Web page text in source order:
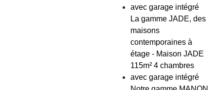
avec garage intégré
La gamme JADE, des
maisons
contemporaines à
étage - Maison JADE
115m² 4 chambres
avec garage intégré